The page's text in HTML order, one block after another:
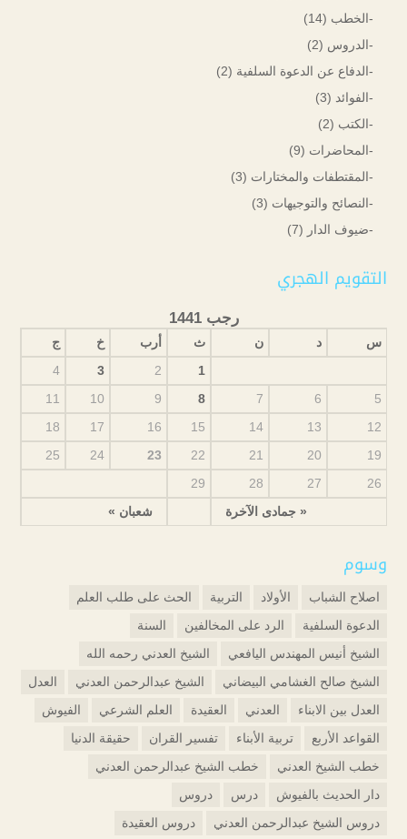
-الخطب (14)
-الدروس (2)
-الدفاع عن الدعوة السلفية (2)
-الفوائد (3)
-الكتب (2)
-المحاضرات (9)
-المقتطفات والمختارات (3)
-النصائح والتوجيهات (3)
-ضيوف الدار (7)
التقويم الهجري
رجب 1441
س د ن ث أرب خ ج
« جمادى الآخرة شعبان »
1
2
3
4
5
6
7
8
9
10
11
12
13
14
15
16
17
18
19
20
21
22
23
24
25
26
27
28
29
وسوم
اصلاح الشباب الأولاد التربية
الحث على طلب العلم
الدعوة السلفية
الرد على المخالفين
السنة
الشيخ أنيس المهندس اليافعي
الشيخ العدني رحمه الله
الشيخ صالح الغشامي البيضاني
الشيخ عبدالرحمن العدني
العدل
العدل بين الابناء
العدني العقيدة العلم الشرعي
الفيوش
القواعد الأربع
تربية الأبناء تفسير القران
حقيقة الدنيا
خطب الشيخ العدني
خطب الشيخ عبدالرحمن العدني
دار الحديث بالفيوش
درس
دروس
دروس الشيخ عبدالرحمن العدني
دروس العقيدة